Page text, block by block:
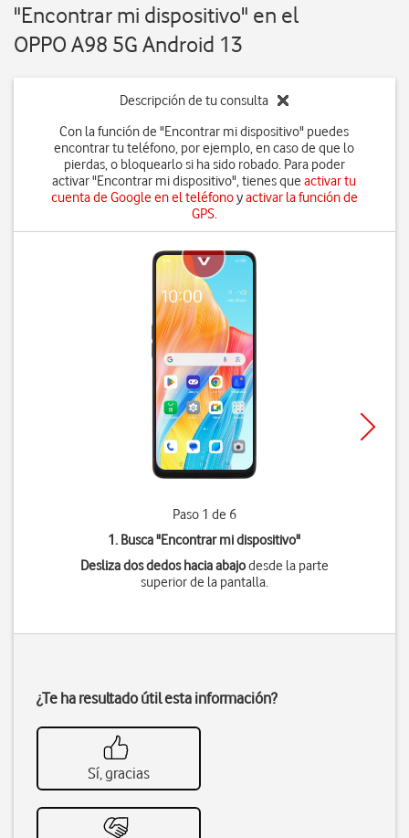
"Encontrar mi dispositivo" en el
OPPO A98 5G Android 13
Descripción de tu consulta
Con la función de "Encontrar mi dispositivo" puedes
encontrar tu teléfono, por ejemplo, en caso de que lo
pierdas, o bloquearlo si ha sido robado. Para poder
activar "Encontrar mi dispositivo", tienes queactivar tu
cuenta de Google en el teléfonoyactivar la función de
GPS.
Paso 1 de 6
1. Busca "Encontrar mi dispositivo"
Desliza dos dedos hacia abajodesde la parte
superior de la pantalla.
¿Te ha resultado útil esta información?
Sí, gracias